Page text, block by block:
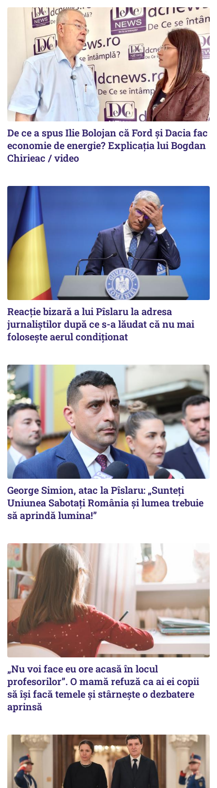
De ce a spus Ilie Bolojan că Ford și Dacia fac
economie de energie? Explicația lui Bogdan
Chirieac / video
Reacție bizară a lui Pîslaru la adresa
jurnaliștilor după ce s-a lăudat că nu mai
folosește aerul condiționat
George Simion, atac la Pîslaru: „Sunteți
Uniunea Sabotați România și lumea trebuie
să aprindă lumina!”
„Nu voi face eu ore acasă în locul
profesorilor”. O mamă refuză ca ai ei copii
să își facă temele și stârnește o dezbatere
aprinsă